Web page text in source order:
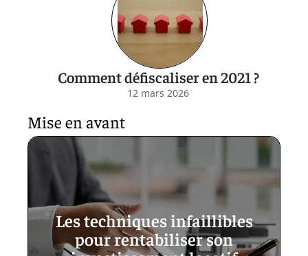
Comment défiscaliser en 2021 ?
12 mars 2026
Mise en avant
Les techniques infaillibles
pour rentabiliser son